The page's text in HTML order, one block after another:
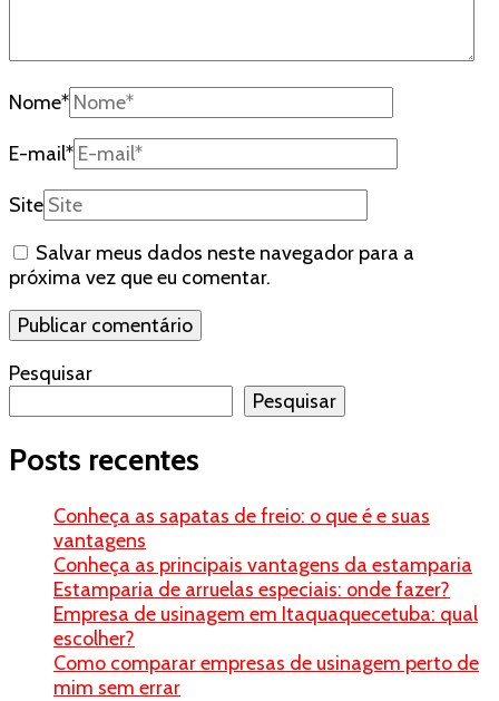
Nome*
E-mail*
Site
Salvar meus dados neste navegador para a
próxima vez que eu comentar.
Pesquisar
Pesquisar
Posts recentes
Conheça as sapatas de freio: o que é e suas
vantagens
Conheça as principais vantagens da estamparia
Estamparia de arruelas especiais: onde fazer?
Empresa de usinagem em Itaquaquecetuba: qual
escolher?
Como comparar empresas de usinagem perto de
mim sem errar